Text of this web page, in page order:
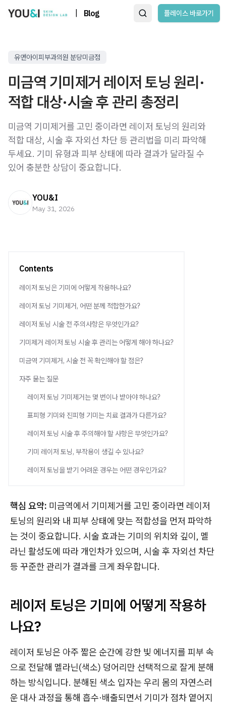
Blog 플레이스 바로가기
유앤아이피부과의원 분당미금점
미금역 기미제거 레이저 토닝 원리·
적합 대상·시술 후 관리 총정리
미금역 기미제거를 고민 중이라면 레이저 토닝의 원리와
적합 대상, 시술 후 자외선 차단 등 관리법을 미리 파악해
두세요. 기미 유형과 피부 상태에 따라 결과가 달라질 수
있어 충분한 상담이 중요합니다.
YOU&I
May 31, 2026
Contents
레이저 토닝은 기미에 어떻게 작용하나요?
레이저 토닝 기미제거, 어떤 분께 적합한가요?
레이저 토닝 시술 전 주의사항은 무엇인가요?
기미제거 레이저 토닝 시술 후 관리는 어떻게 해야 하나요?
미금역 기미제거, 시술 전 꼭 확인해야 할 점은?
자주 묻는 질문
레이저 토닝 기미제거는 몇 번이나 받아야 하나요?
표피형 기미와 진피형 기미는 치료 결과가 다른가요?
레이저 토닝 시술 후 주의해야 할 사항은 무엇인가요?
기미 레이저 토닝, 부작용이 생길 수 있나요?
레이저 토닝을 받기 어려운 경우는 어떤 경우인가요?
핵심 요약: 미금역에서 기미제거를 고민 중이라면 레이저
토닝의 원리와 내 피부 상태에 맞는 적합성을 먼저 파악하
는 것이 중요합니다. 시술 효과는 기미의 위치와 깊이, 멜
라닌 활성도에 따라 개인차가 있으며, 시술 후 자외선 차단
등 꾸준한 관리가 결과를 크게 좌우합니다.
레이저 토닝은 기미에 어떻게 작용하
나요?
레이저 토닝은 아주 짧은 순간에 강한 빛 에너지를 피부 속
으로 전달해 멜라닌(색소) 덩어리만 선택적으로 잘게 분해
하는 방식입니다. 분해된 색소 입자는 우리 몸의 자연스러
운 대사 과정을 통해 흡수·배출되면서 기미가 점차 옅어지